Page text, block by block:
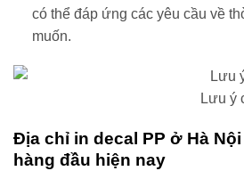
có thể đáp ứng các yêu cầu về
muốn.
Lưu ý
Địa chỉ in decal PP ở Hà
hàng đầu hiện nay